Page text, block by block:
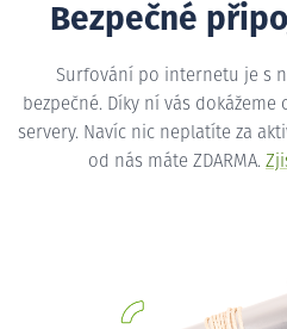
Bezpečné
Surfování po internetu je s
bezpečné. Díky ní vás
servery. Navíc nic neplatíte za
od nás máte ZDARMA.